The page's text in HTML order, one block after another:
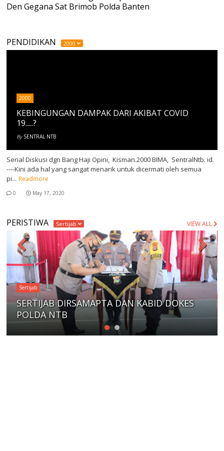
Den Gegana Sat Brimob Polda Banten
PENDIDIKAN 2000
2000
KEBINGUNGAN DAMPAK DARI AKIBAT COVID
19.....?
By SENTRAL NTB
Serial Diskusi dgn Bang Haji Opini, Kisman.2000 BIMA, SentralNtb. id.
----Kini ada hal yang sangat menarik untuk dicermati oleh semua
pi... Readmore
0 May 17, 2020
PERISTIWA Sertijab VIEW ALL
Sertijab
Kapolda NTB Pimpin Sertijab Dirlantas
POLDA NTB